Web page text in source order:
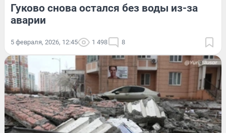
Гуково снова остался без воды из-за
аварии
5 февраля, 2026, 12:45 1 498 8